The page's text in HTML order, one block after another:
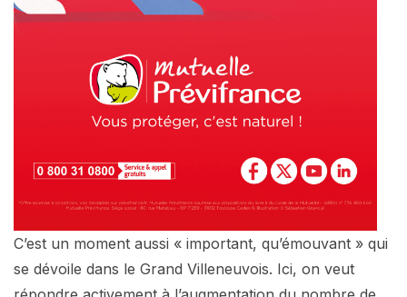
C’est un moment aussi « important, qu’émouvant » qui
se dévoile dans le Grand Villeneuvois. Ici, on veut